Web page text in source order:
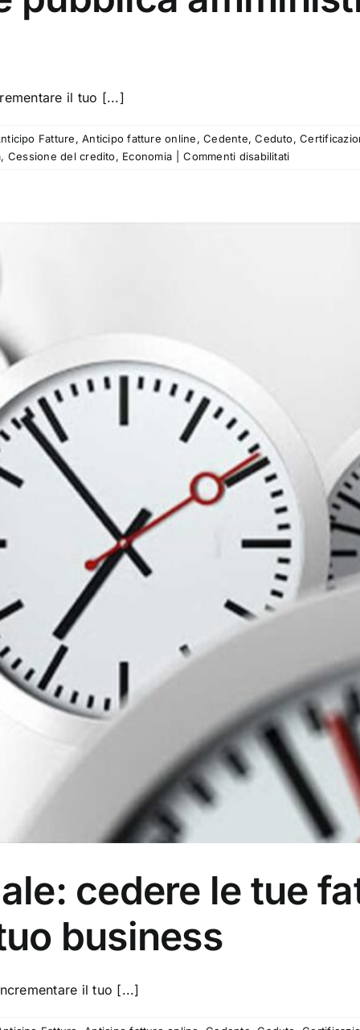
il tuo [...]
Fatture,Anticipo fatture online,Cedente,Ceduto,
, Cessione del credito, Economia Commenti disabilitatisu
cedere le tue
business
il tuo [...]